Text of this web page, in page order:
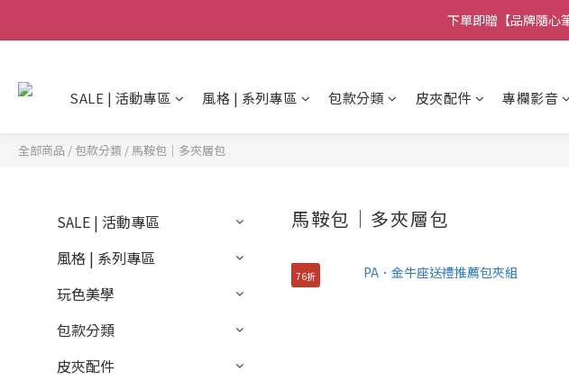
🚚全館
下單即贈【品牌隨心
SALE | 活動專區 風格 | 系列專區 包款分類 皮夾配件 專欄影音
全部商品 / 包款分類 / 馬鞍包｜多夾層包
SALE | 活動專區
風格 | 系列專區
玩色美學
包款分類
皮夾配件
馬鞍包｜多夾層包
76折